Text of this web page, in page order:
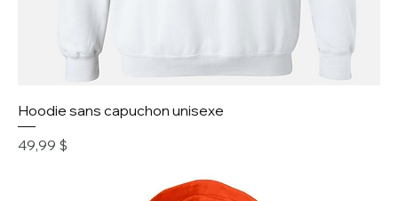
Hoodie sans capuchon unisexe
Prix
49,99 $